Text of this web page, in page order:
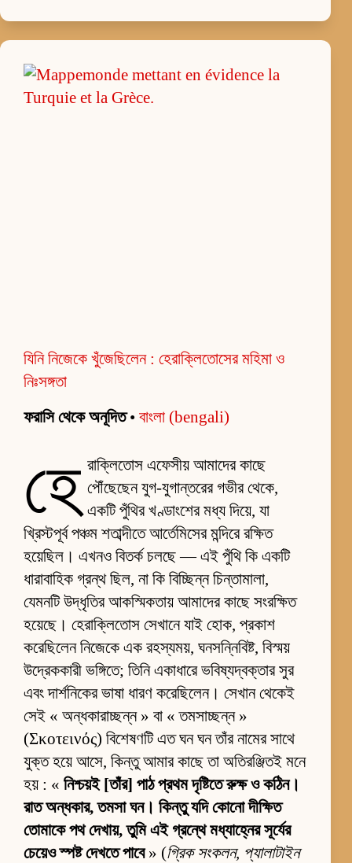
যিনি নিজেকে খুঁজেছিলেন : হেরাক্লিতোসের মহিমা ও
নিঃসঙ্গতা
ফরাসি থেকে অনূদিত• বাংলা (bengali)
হে রাক্লিতোস এফেসীয় আমাদের কাছে
পৌঁছেছেন যুগ-যুগান্তরের গভীর থেকে,
একটি পুঁথির খণ্ডাংশের মধ্য দিয়ে, যা
খ্রিস্টপূর্ব পঞ্চম শতাব্দীতে আর্তেমিসের মন্দিরে রক্ষিত
হয়েছিল। এখনও বিতর্ক চলছে — এই পুঁথি কি একটি
ধারাবাহিক গ্রন্থ ছিল, না কি বিচ্ছিন্ন চিন্তামালা,
যেমনটি উদ্ধৃতির আকস্মিকতায় আমাদের কাছে সংরক্ষিত
হয়েছে। হেরাক্লিতোস সেখানে যাই হোক, প্রকাশ
করেছিলেন নিজেকে এক রহস্যময়, ঘনসন্নিবিষ্ট, বিস্ময়
উদ্রেককারী ভঙ্গিতে; তিনি একাধারে ভবিষ্যদ্বক্তার সুর
এবং দার্শনিকের ভাষা ধারণ করেছিলেন। সেখান থেকেই
সেই « অন্ধকারাচ্ছন্ন » বা « তমসাচ্ছন্ন »
(Σκοτεινός) বিশেষণটি এত ঘন ঘন তাঁর নামের সাথে
যুক্ত হয়ে আসে, কিন্তু আমার কাছে তা অতিরঞ্জিতই মনে
হয় : « নিশ্চয়ই [তাঁর] পাঠ প্রথম দৃষ্টিতে রুক্ষ ও কঠিন।
রাত অন্ধকার, তমসা ঘন। কিন্তু যদি কোনো দীক্ষিত
তোমাকে পথ দেখায়, তুমি এই গ্রন্থে মধ্যাহ্নের সূর্যের
চেয়েও স্পষ্ট দেখতে পাবে» (গ্রিক সংকলন, প্যালাটাইন